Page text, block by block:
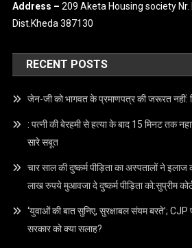
Address –209 Aketa Housing society
Dist.Kheda 387130
RECENT POSTS
जेन-जी को भागवत के प्रमाणपत्र की जरूरत नहीं:
: पत्नी की बेरहमी से हत्या के बाद 15 मिनट तक
सारे सबूत
चार साल की दुष्कर्म पीड़िता का अस्पतालों ने
लाख रुपये मुआवजा दे दुष्कर्म पीड़िता को:सुप्रीम
‘युवाओं की बात सुनिए, सुरक्षाबल संयम बरते’; CJP
सरकार को क्या सलाह?